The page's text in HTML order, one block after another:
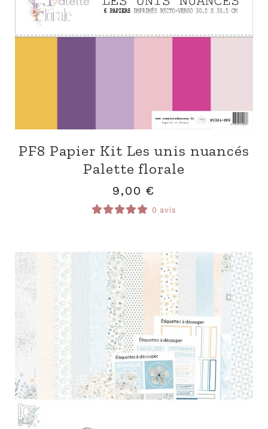
PF8 Papier Kit Les unis nuancés
Palette florale
9,00 €
0 avis